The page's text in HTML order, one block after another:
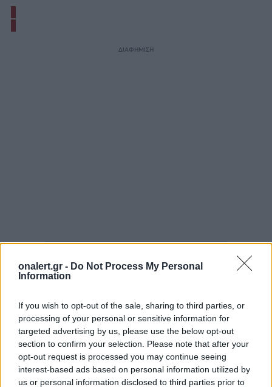
onalert.gr - Do Not Process My Personal
Information
If you wish to opt-out of the sale, sharing to third parties, or
processing of your personal or sensitive information for
targeted advertising by us, please use the below opt-out
section to confirm your selection. Please note that after your
opt-out request is processed you may continue seeing
interest-based ads based on personal information utilized by
us or personal information disclosed to third parties prior to
ΔΙΑΦΗΜΙΣΗ
Ακολουθήστε το onalert.gr στοGoogle
Newsκαι μάθετε πρώτοι όλες τις ειδήσεις
για την άμυνα.
ΣΤΡΑΤΙΩΤΙΚΟΙ
ΣΥΜΒΟΥΛΙΟ ΕΠΙΚΡΑΤΕΙΑΣ